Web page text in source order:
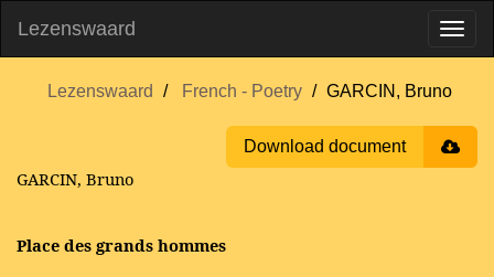
Lezenswaard
Lezenswaard French - Poetry GARCIN, Bruno
Download document
GARCIN, Bruno
Place des grands hommes